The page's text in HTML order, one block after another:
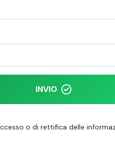
INVIO
o di rettifica delle